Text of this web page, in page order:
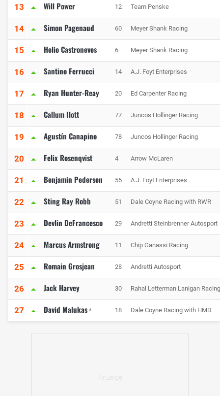
13 Will Power 12 Team Penske
14 Simon Pagenaud 60 Meyer Shank Racing
15 Helio Castroneves 6 Meyer Shank Racing
16 Santino Ferrucci 14 A.J. Foyt Enterprises
17 Ryan Hunter-Reay 20 Ed Carpenter Racing
18 Callum Ilott 77 Juncos Hollinger Racing
19 Agustín Canapino 78 Juncos Hollinger Racing
20 Felix Rosenqvist 4 Arrow McLaren
21 Benjamin Pedersen 55 A.J. Foyt Enterprises
22 Sting Ray Robb 51 Dale Coyne Racing with RWR
23 Devlin DeFrancesco 29 Andretti Steinbrenner Autosport
24 Marcus Armstrong 11 Chip Ganassi Racing
25 Romain Grosjean 28 Andretti Autosport
26 Jack Harvey 30 Rahal Letterman Lanigan Racing
27 David Malukas * 18 Dale Coyne Racing with HMD